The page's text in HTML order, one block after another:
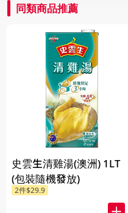
同類商品推薦
史雲生清雞湯(澳洲) 1LT
(包裝隨機發放)
2件$29.9